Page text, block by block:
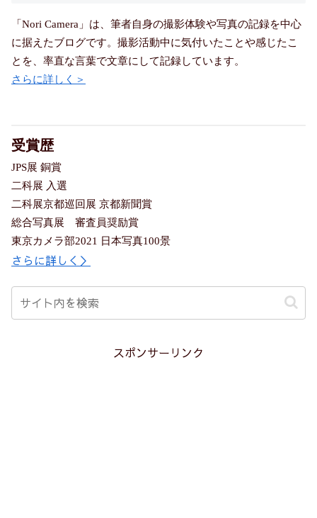
「Nori Camera」は、筆者自身の撮影体験や写真の記録を中心
に据えたブログです。撮影活動中に気付いたことや感じたこ
とを、率直な言葉で文章にして記録しています。
さらに詳しく＞
受賞歴
JPS展 銅賞
二科展 入選
二科展京都巡回展 京都新聞賞
総合写真展 審査員奨励賞
東京カメラ部2021 日本写真100景
さらに詳しく＞
スポンサーリンク